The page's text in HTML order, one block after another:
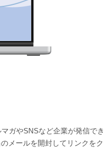
ガやSNSなど企業が発信でき
メールを開封してリンクをク